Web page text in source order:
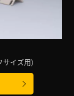
サイズ用)